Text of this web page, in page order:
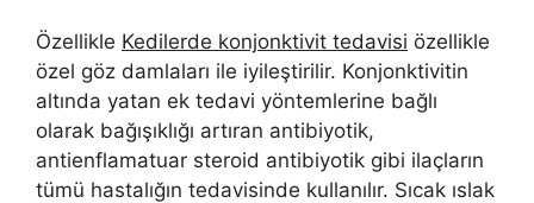
Özellikle Kedilerde konjonktivit tedavisi özellikle
özel göz damlaları ile iyileştirilir. Konjonktivitin
altında yatan ek tedavi yöntemlerine bağlı
olarak bağışıklığı artıran antibiyotik,
antienflamatuar steroid antibiyotik gibi ilaçların
tümü hastalığın tedavisinde kullanılır. Sıcak ıslak